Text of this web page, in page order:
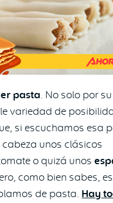
pasta . No solo por
variedad de
si escuchamos esa
cabeza unos clásicos
o quizá unos
como bien sabes,
de pasta. Hay